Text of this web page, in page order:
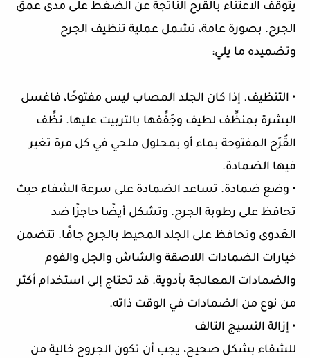
يتوقف الاعتناء بالقرح الناتجة عن الضغط على مدى عمق
الجرح. بصورة عامة، تشمل عملية تنظيف الجرح
وتضميده ما يلي:
• التنظيف. إذا كان الجلد المصاب ليس مفتوحًا، فاغسل
البشرة بمنظِّف لطيف وجَفِّفها بالتربيت عليها. نظِّف
القُرَح المفتوحة بماء أو بمحلول ملحي في كل مرة تغير
فيها الضمادة.
• وضع ضمادة. تساعد الضمادة على سرعة الشفاء حيث
تحافظ على رطوبة الجرح. وتشكل أيضًا حاجزًا ضد
العَدوى وتحافظ على الجلد المحيط بالجرح جافًا. تتضمن
خيارات الضمادات اللاصقة والشاش والجل والفوم
والضمادات المعالجة بأدوية. قد تحتاج إلى استخدام أكثر
من نوع من الضمادات في الوقت ذاته.
• إزالة النسيج التالف
للشفاء بشكل صحيح، يجب أن تكون الجروح خالية من